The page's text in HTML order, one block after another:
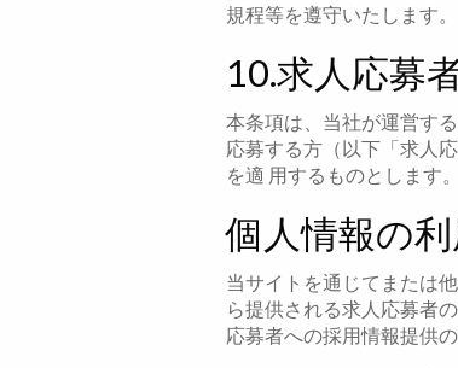
規程等を遵守いたします。
10.求人応募
本条項は、当社が運営す
応募する方（以下「求人
を適 用するものとします。
個人情報の
当サイトを通じてまたは
ら提供される求人応募者
応募者への採用情報提供